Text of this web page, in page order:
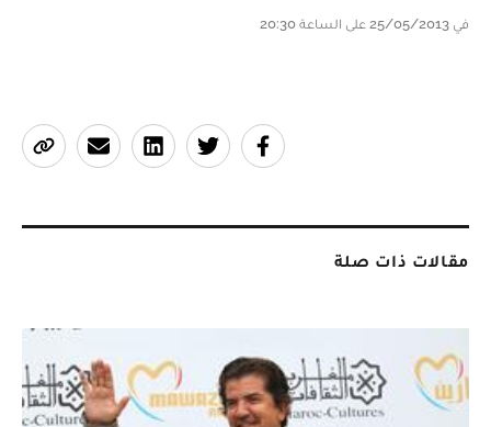
في 25/05/2013 على الساعة 20:30
مقالات ذات صلة